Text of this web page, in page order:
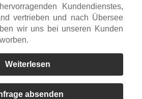
Kundendienstes,
vertrieben und nach Übersee
wir uns bei unseren Kunden
Weiterlesen
absenden